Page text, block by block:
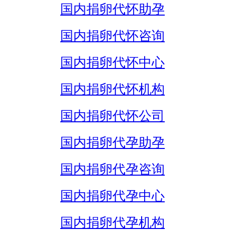
国内捐卵代怀助孕
国内捐卵代怀咨询
国内捐卵代怀中心
国内捐卵代怀机构
国内捐卵代怀公司
国内捐卵代孕助孕
国内捐卵代孕咨询
国内捐卵代孕中心
国内捐卵代孕机构